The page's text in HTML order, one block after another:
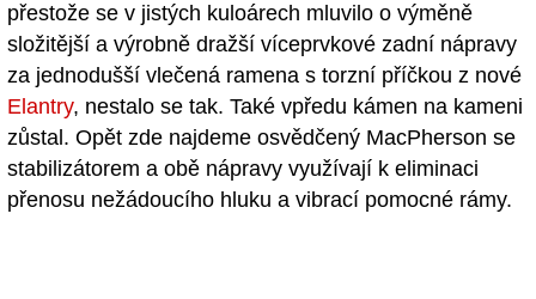
přestože se v jistých kuloárech mluvilo o výměně
složitější a výrobně dražší víceprvkové zadní nápravy
za jednodušší vlečená ramena s torzní příčkou z nové
Elantry, nestalo se tak. Také vpředu kámen na kameni
zůstal. Opět zde najdeme osvědčený MacPherson se
stabilizátorem a obě nápravy využívají k eliminaci
přenosu nežádoucího hluku a vibrací pomocné rámy.